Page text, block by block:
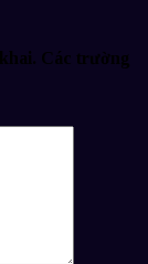
Các trường